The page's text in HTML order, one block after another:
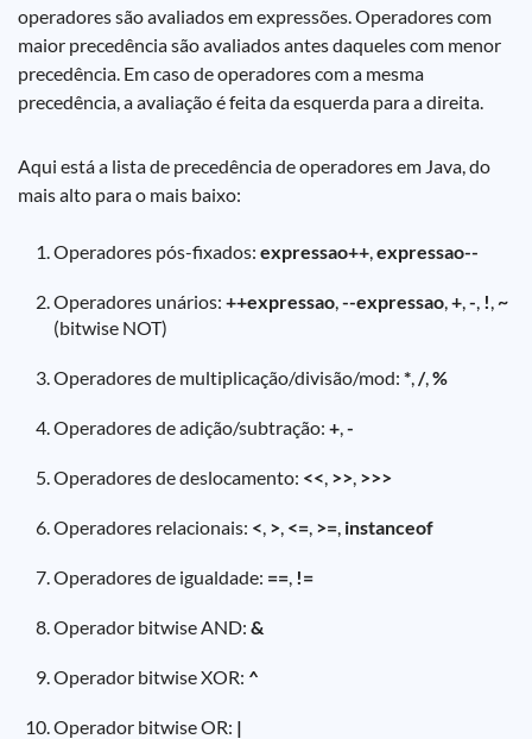
operadores são avaliados em expressões. Operadores com
maior precedência são avaliados antes daqueles com menor
precedência. Em caso de operadores com a mesma
precedência, a avaliação é feita da esquerda para a direita.
Aqui está a lista de precedência de operadores em Java, do
mais alto para o mais baixo:
Operadores pós-fixados: expressao++,expressao--
Operadores unários: ++expressao,--expressao,+,-, !,~
(bitwise NOT)
Operadores de multiplicação/divisão/mod: *,/,%
Operadores de adição/subtração: +,-
Operadores de deslocamento: <<, >>, >>>
Operadores relacionais: <, >, <=, >=, instanceof
Operadores de igualdade: ==, !=
Operador bitwise AND: &
Operador bitwise XOR: ^
Operador bitwise OR: |